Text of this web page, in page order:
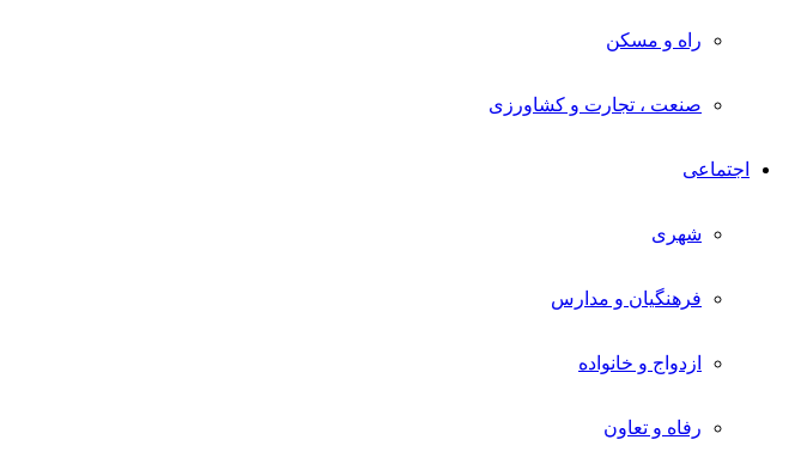
راه و مسکن
صنعت ، تجارت و کشاورزی
اجتماعی
شهری
فرهنگیان و مدارس
ازدواج و خانواده
رفاه و تعاون